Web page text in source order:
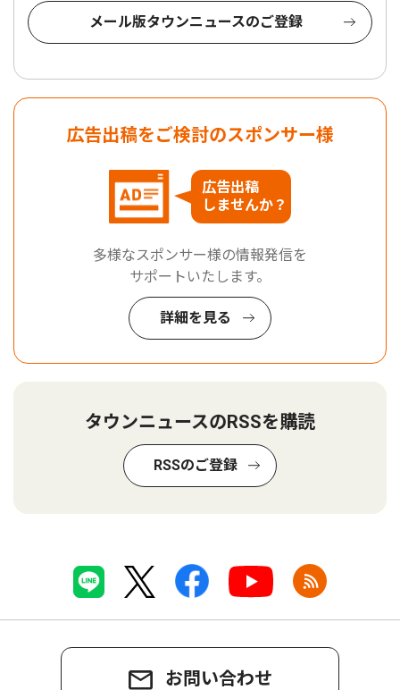
メール版タウンニュースのご登録
広告出稿をご検討のスポンサー様
広告出稿
しませんか？
多様なスポンサー様の情報発信を
サポートいたします。
詳細を見る
タウンニュースのRSSを購読
RSSのご登録
お問い合わせ